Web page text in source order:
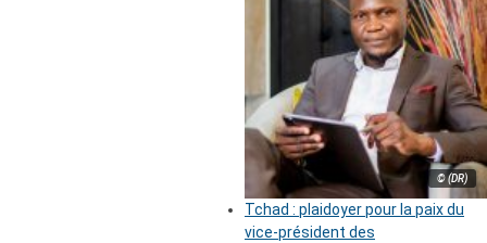
© (DR)
Tchad : plaidoyer pour la paix du
vice-président des